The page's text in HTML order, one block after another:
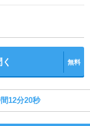
無料
12分19秒